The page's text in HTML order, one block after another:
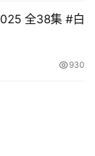
全38集 #白
930